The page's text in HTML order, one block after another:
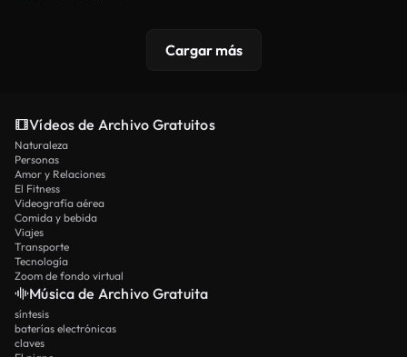
Cargar más
Vídeos de Archivo Gratuitos
Naturaleza
Personas
Amor y Relaciones
El Fitness
Videografía aérea
Comida y bebida
Viajes
Transporte
Tecnología
Zoom de fondo virtual
Música de Archivo Gratuita
síntesis
baterías electrónicas
claves